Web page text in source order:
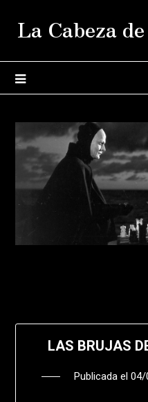
La Cabeza
LAS BRUJAS
Publicada el 04/